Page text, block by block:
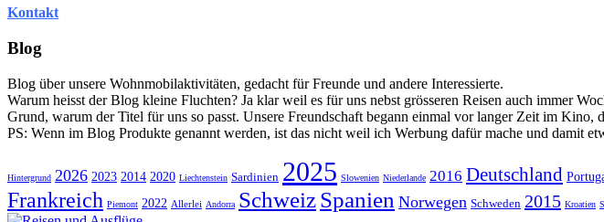
Kontakt
Blog
Blog über unsere Wohnmobilaktivitäten, gedacht für Freunde und andere Interessierte.
Warum heisst der Blog kleine Fluchten? Ja klar weil es für uns nebst grösseren Reisen auch immer
Grund, warum der Titel für uns so passt. Unsere Freundschaft begann einmal vor langer Zeit im
PS: Wenn im Blog Produkte genannt werden, ist das nicht weil ich Werbung dafür mache und damit
Hintergrund 2026 2023 2014 2020 Liechtenstein Sardinien 2025 Slowenien Niederlande 2016 Deutschland
Frankreich Piemont 2022 Allerlei Andorra SchweizSpanien Norwegen Schweden 2015 Kroatien